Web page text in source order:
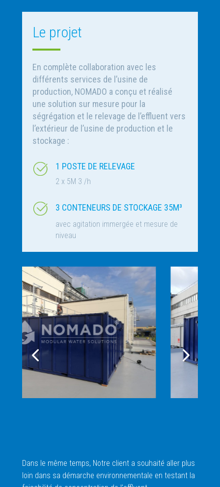
Le projet
En complète collaboration avec les
différents services de l’usine de
production, NOMADO a conçu et réalisé
une solution sur mesure pour la
ségrégation et le relevage de l’effluent vers
l’extérieur de l’usine de production et le
stockage :
1 POSTE DE RELEVAGE
2 x 5M 3 /h
3 CONTENEURS DE STOCKAGE 35M³
avec agitation immergée et mesure de
niveau
Dans le même temps, Notre client a souhaité aller plus
loin dans sa démarche environnementale en testant la